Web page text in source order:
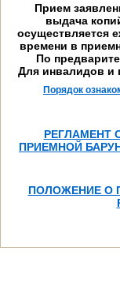
Прием
выдача
осуществляется
времени в
По
Для инвалидов и
Порядок
РЕГЛАМЕНТ
ПРИЕМНОЙ
ПОЛОЖЕНИЕ О